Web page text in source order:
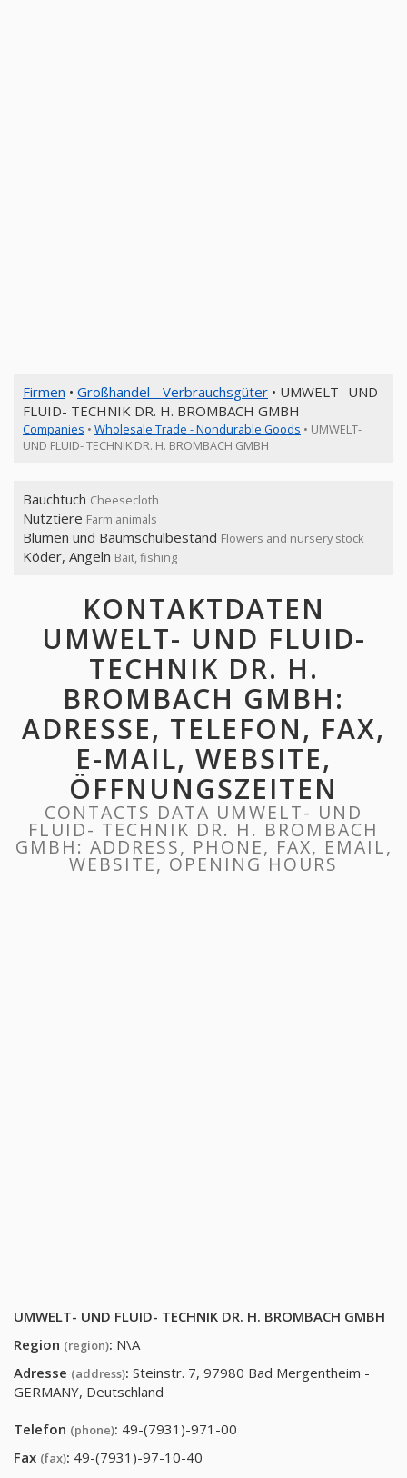
Firmen • Großhandel - Verbrauchsgüter • UMWELT- UND
FLUID- TECHNIK DR. H. BROMBACH GMBH
Companies • Wholesale Trade - Nondurable Goods • UMWELT-
UND FLUID- TECHNIK DR. H. BROMBACH GMBH
Bauchtuch Cheesecloth
Nutztiere Farm animals
Blumen und Baumschulbestand Flowers and nursery stock
Köder, Angeln Bait, fishing
KONTAKTDATEN
UMWELT- UND FLUID-
TECHNIK DR. H.
BROMBACH GMBH:
ADRESSE, TELEFON, FAX,
E-MAIL, WEBSITE,
ÖFFNUNGSZEITEN
CONTACTS DATA UMWELT- UND
FLUID- TECHNIK DR. H. BROMBACH
GMBH: ADDRESS, PHONE, FAX, EMAIL,
WEBSITE, OPENING HOURS
UMWELT- UND FLUID- TECHNIK DR. H. BROMBACH GMBH
Region (region): N\A
Adresse (address): Steinstr. 7, 97980 Bad Mergentheim -
GERMANY, Deutschland
Telefon (phone): 49-(7931)-971-00
Fax (fax): 49-(7931)-97-10-40